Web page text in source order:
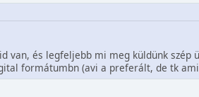
van, és legfeljebb mi meg küldünk
formátumbn (avi a preferált, de tk